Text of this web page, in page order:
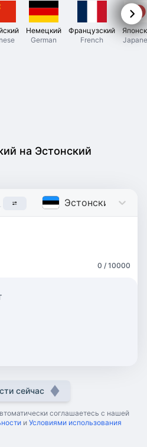
Немецкий
German
Французский
French
на Эстонский
Эстонский
0 / 10000
сейчас
соглашаетесь с нашей
и Условиями использования